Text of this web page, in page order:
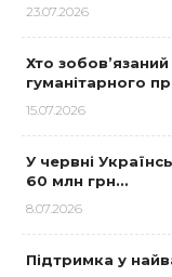
23.07.2026
Хто
гуманітарного
15.07.2026
У червні
60 млн грн…
8.07.2026
Підтримка у